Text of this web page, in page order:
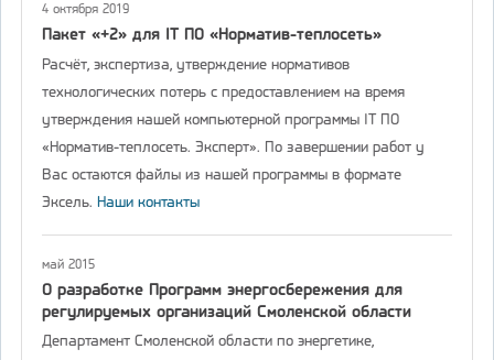
4 октября 2019
Пакет «+2» для IT ПО «Норматив-теплосеть»
Расчёт, экспертиза, утверждение нормативов
технологических потерь с предоставлением на время
утверждения нашей компьютерной программы IT ПО
«Норматив-теплосеть. Эксперт». По завершении работ у
Вас остаются файлы из нашей программы в формате
Эксель. Наши контакты
май 2015
О разработке Программ энергосбережения для
регулируемых организаций Смоленской области
Департамент Смоленской области по энергетике,